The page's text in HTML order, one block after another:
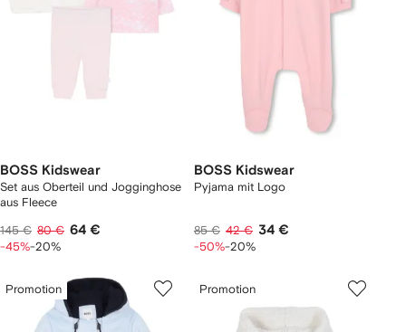
BOSS Kidswear
Set aus Oberteil und Jogginghose
aus Fleece
145 € 80 € 64 €
-45%-20%
BOSS Kidswear
Pyjama mit Logo
85 € 42 € 34 €
-50%-20%
Promotion Promotion